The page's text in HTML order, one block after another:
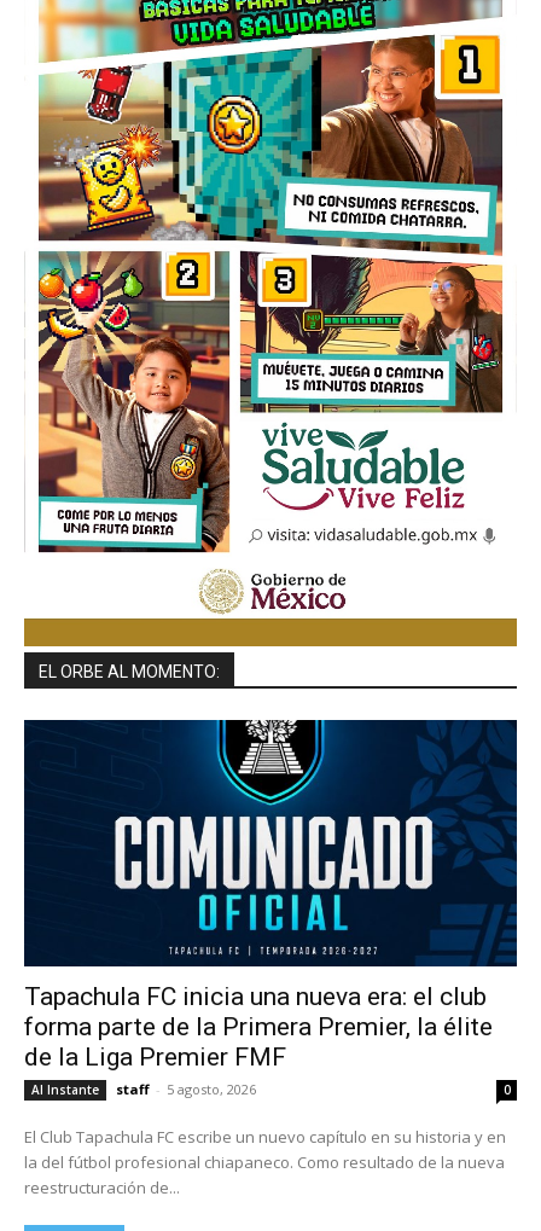
EL ORBE AL MOMENTO:
Tapachula FC inicia una nueva era: el club
forma parte de la Primera Premier, la élite
de la Liga Premier FMF
Al Instante staff - 5 agosto, 2026 0
El Club Tapachula FC escribe un nuevo capítulo en su historia y en
la del fútbol profesional chiapaneco. Como resultado de la nueva
reestructuración de...